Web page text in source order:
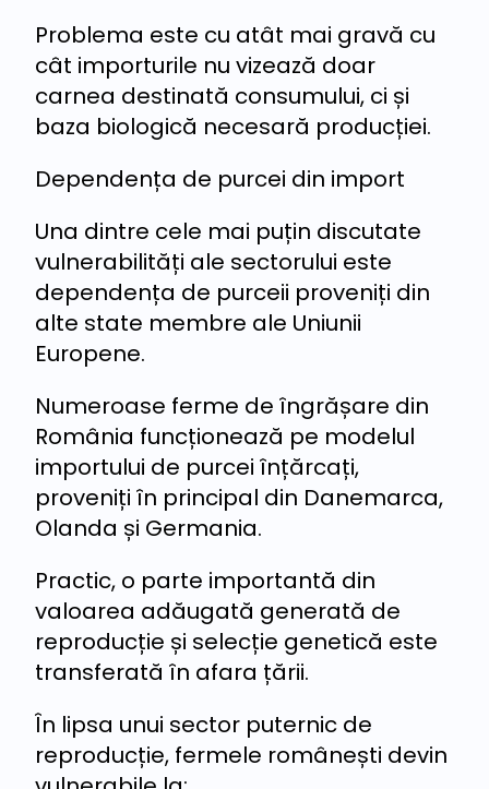
Problema este cu atât mai gravă cu
cât importurile nu vizează doar
carnea destinată consumului, ci și
baza biologică necesară producției.
Dependența de purcei din import
Una dintre cele mai puțin discutate
vulnerabilități ale sectorului este
dependența de purceii proveniți din
alte state membre ale Uniunii
Europene.
Numeroase ferme de îngrășare din
România funcționează pe modelul
importului de purcei înțărcați,
proveniți în principal din Danemarca,
Olanda și Germania.
Practic, o parte importantă din
valoarea adăugată generată de
reproducție și selecție genetică este
transferată în afara țării.
În lipsa unui sector puternic de
reproducție, fermele românești devin